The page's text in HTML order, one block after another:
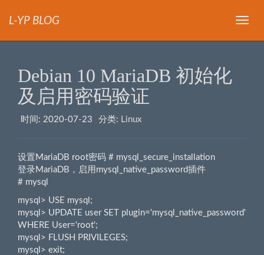
导
L-YP BLOG
Debian 10 MariaDB 初始化
及启用密码验证
时间: 2020-07-23 分类: Linux
设置MariaDB root密码 # mysql_secure_installation
登录MariaDB，启用mysql_native_password插件
# mysql
mysql> USE mysql;
mysql> UPDATE user SET plugin='mysql_native_password'
WHERE User='root';
mysql> FLUSH PRIVILEGES;
mysql> exit;